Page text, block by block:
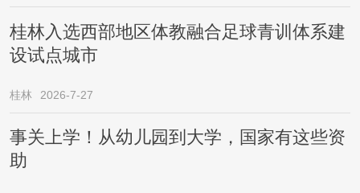
桂林入选西部地区体教融合足球青训体系建
设试点城市
桂林 2026-7-27
事关上学！从幼儿园到大学，国家有这些资
助